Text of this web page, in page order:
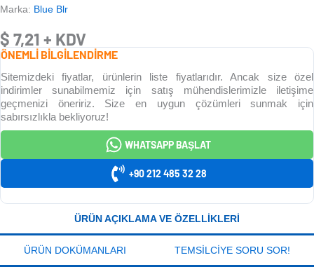
Marka: Blue Blr
$ 7,21 + KDV
ÖNEMLİ BİLGİLENDİRME
Sitemizdeki fiyatlar, ürünlerin liste fiyatlarıdır. Ancak size özel
indirimler sunabilmemiz için satış mühendislerimizle iletişime
geçmenizi öneririz. Size en uygun çözümleri sunmak için
sabırsızlıkla bekliyoruz!
WHATSAPP BAŞLAT
+90 212 485 32 28
ÜRÜN AÇIKLAMA VE ÖZELLIKLERI
ÜRÜN DOKÜMANLARI TEMSILCIYE SORU SOR!